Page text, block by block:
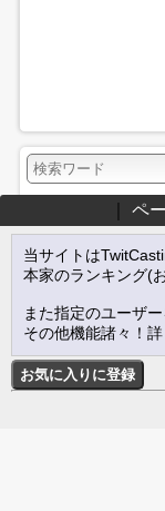
ペ
当サイトは
本家のランキング(
また指定のユーザー
その他機能諸々！